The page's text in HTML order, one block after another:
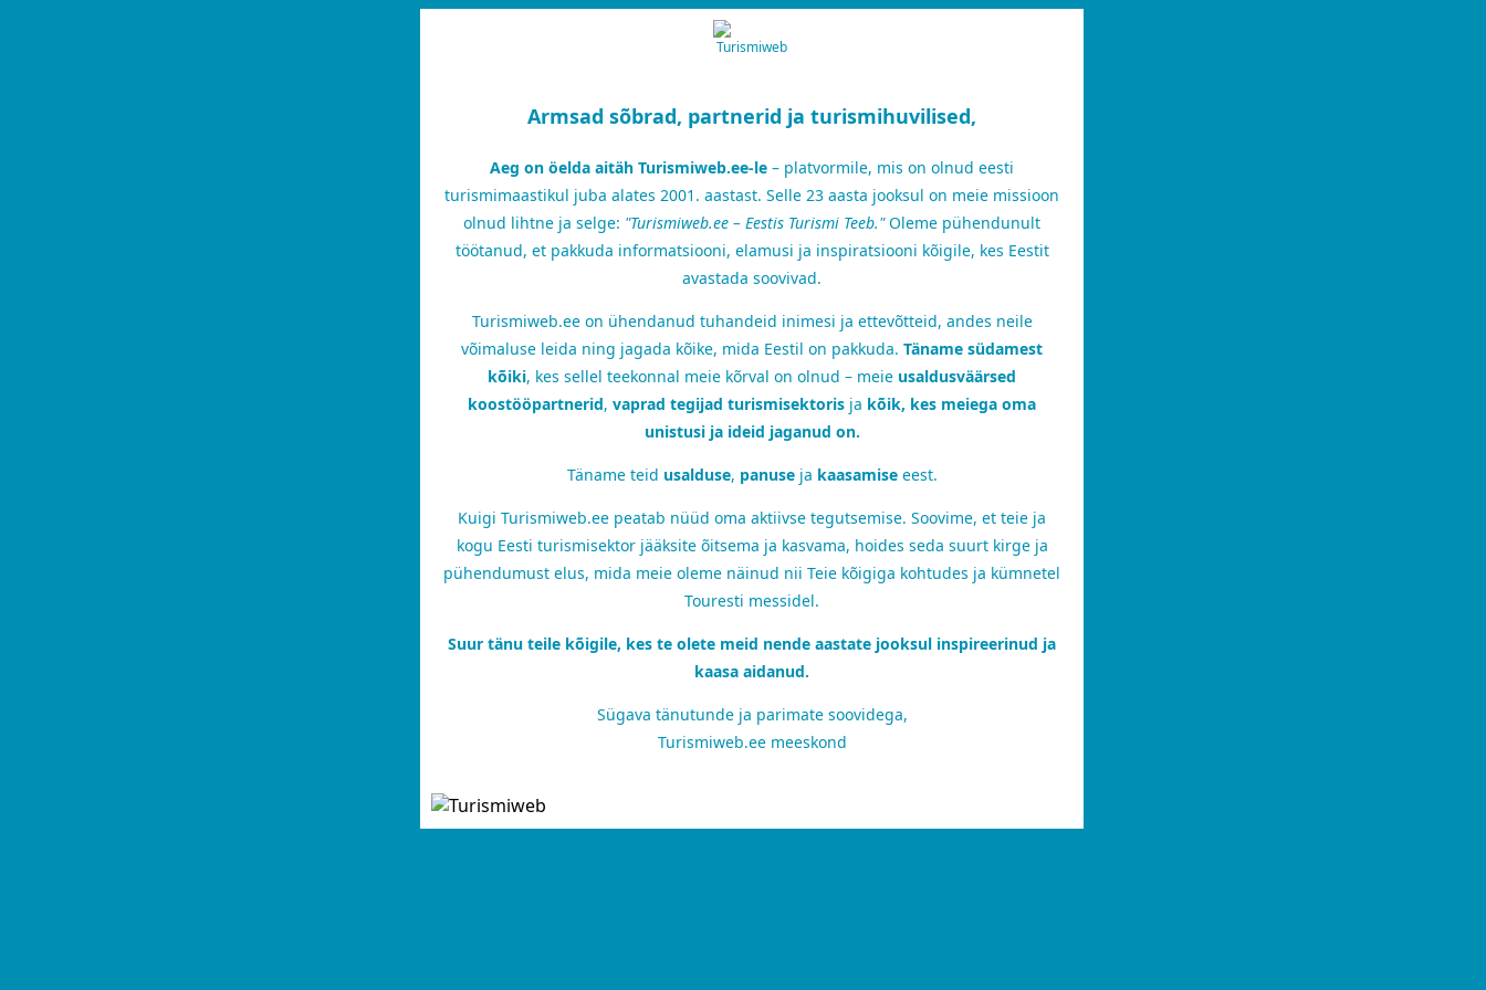
Armsad sõbrad, partnerid ja turismihuvilised,
Aeg on öelda aitäh Turismiweb.ee-le – platvormile, mis on olnud eesti
turismimaastikul juba alates 2001. aastast. Selle 23 aasta jooksul on meie missioon
olnud lihtne ja selge: "Turismiweb.ee – Eestis Turismi Teeb."Oleme pühendunult
töötanud, et pakkuda informatsiooni, elamusi ja inspiratsiooni kõigile, kes Eestit
avastada soovivad.
Turismiweb.ee on ühendanud tuhandeid inimesi ja ettevõtteid, andes neile
võimaluse leida ning jagada kõike, mida Eestil on pakkuda. Täname südamest
kõiki, kes sellel teekonnal meie kõrval on olnud – meie usaldusväärsed
koostööpartnerid, vaprad tegijad turismisektoris ja kõik, kes meiega oma
unistusi ja ideid jaganud on.
Täname teid usalduse, panuseja kaasamiseeest.
Kuigi Turismiweb.ee peatab nüüd oma aktiivse tegutsemise. Soovime, et teie ja
kogu Eesti turismisektor jääksite õitsema ja kasvama, hoides seda suurt kirge ja
pühendumust elus, mida meie oleme näinud nii Teie kõigiga kohtudes ja kümnetel
Touresti messidel.
Suur tänu teile kõigile, kes te olete meid nende aastate jooksul inspireerinud ja
kaasa aidanud.
Sügava tänutunde ja parimate soovidega,
Turismiweb.ee meeskond